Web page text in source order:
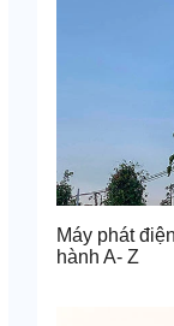
Máy phát
hành A- Z